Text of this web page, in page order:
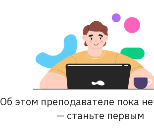
Об этом преподавателе пока
— станьте первым